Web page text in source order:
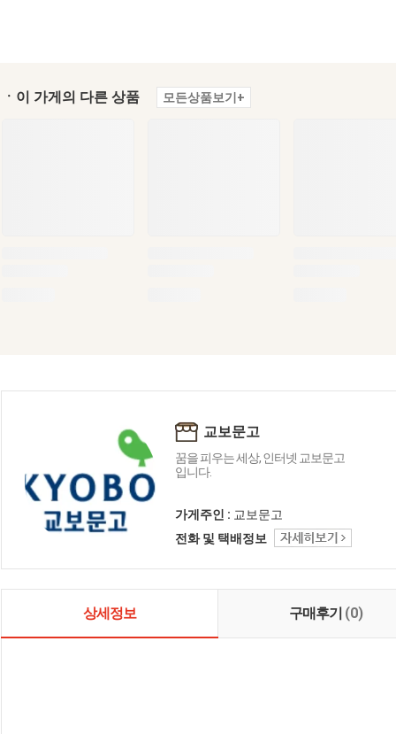
ㆍ이 가게의 다른 상품 모든상품보기+
교보문고
꿈을 피우는 세상, 인터넷 교보문고
입니다.
가게주인 : 교보문고
전화 및 택배정보
상세정보 구매후기 (0)